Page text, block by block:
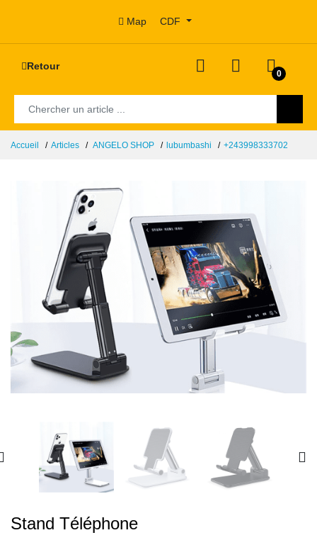
Map CDF
Retour
0
Accueil Articles ANGELO SHOP lubumbashi +243998333702
Stand Téléphone